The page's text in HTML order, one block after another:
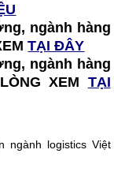
ngành hàng
TẠI ĐÂY
ngành hàng
XEM TẠI
ngành logistics Việt